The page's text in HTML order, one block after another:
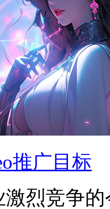
推广目标
烈竞争